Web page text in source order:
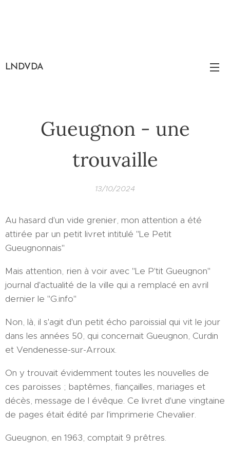
LNDVDA
Gueugnon - une
trouvaille
13/10/2024
Au hasard d'un vide grenier, mon attention a été
attirée par un petit livret intitulé "Le Petit
Gueugnonnais"
Mais attention, rien à voir avec "Le P'tit Gueugnon"
journal d'actualité de la ville qui a remplacé en avril
dernier le "G.info"
Non, là, il s'agit d'un petit écho paroissial qui vit le jour
dans les années 50, qui concernait Gueugnon, Curdin
et Vendenesse-sur-Arroux.
On y trouvait évidemment toutes les nouvelles de
ces paroisses ; baptêmes, fiançailles, mariages et
décès, message de l évêque. Ce livret d'une vingtaine
de pages était édité par l'imprimerie Chevalier.
Gueugnon, en 1963, comptait 9 prêtres.